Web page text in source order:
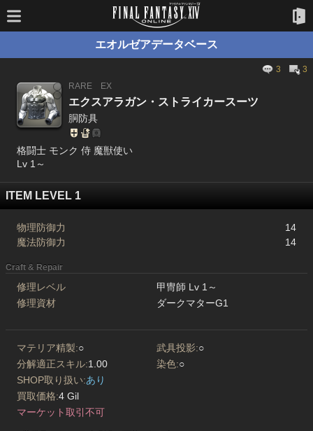
エオルゼアデータベース
3
3
RARE
EX
エクスアラガン・ストライカースーツ
胴防具
格闘士 モンク 侍 魔獣使い
Lv 1～
ITEM LEVEL 1
物理防御力
14
魔法防御力
14
Craft & Repair
修理レベル
甲冑師 Lv 1～
修理資材
ダークマターG1
マテリア精製:○ 武具投影:○
分解適正スキル:1.00 染色:○
SHOP取り扱い:あり
買取価格:4 Gil
マーケット取引不可